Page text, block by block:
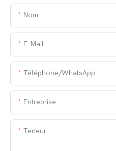
Nom
E-Mail
Téléphone/WhatsApp
Entreprise
Teneur